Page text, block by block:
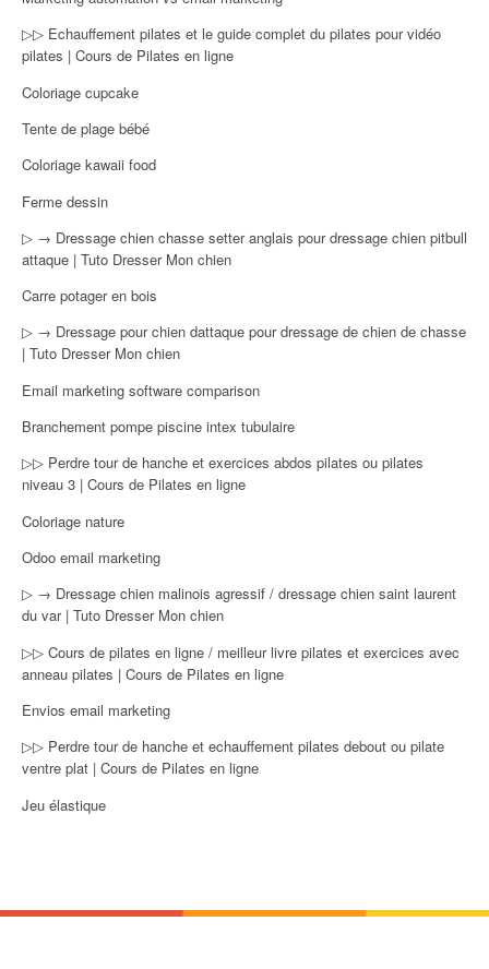
▷▷ Echauffement pilates et le guide complet du pilates pour vidéo
pilates | Cours de Pilates en ligne
Coloriage cupcake
Tente de plage bébé
Coloriage kawaii food
Ferme dessin
▷ → Dressage chien chasse setter anglais pour dressage chien pitbull
attaque | Tuto Dresser Mon chien
Carre potager en bois
▷ → Dressage pour chien dattaque pour dressage de chien de chasse
| Tuto Dresser Mon chien
Email marketing software comparison
Branchement pompe piscine intex tubulaire
▷▷ Perdre tour de hanche et exercices abdos pilates ou pilates
niveau 3 | Cours de Pilates en ligne
Coloriage nature
Odoo email marketing
▷ → Dressage chien malinois agressif / dressage chien saint laurent
du var | Tuto Dresser Mon chien
▷▷ Cours de pilates en ligne / meilleur livre pilates et exercices avec
anneau pilates | Cours de Pilates en ligne
Envios email marketing
▷▷ Perdre tour de hanche et echauffement pilates debout ou pilate
ventre plat | Cours de Pilates en ligne
Jeu élastique